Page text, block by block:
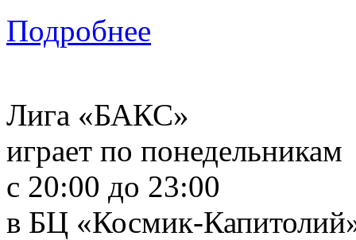
Подробнее
Лига «БАКС»
играет по понедельникам
с 20:00 до 23:00
в БЦ «Космик-